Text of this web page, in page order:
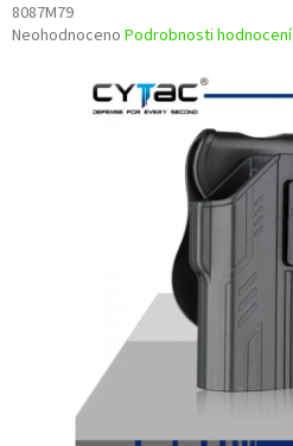
8087M79
Průměrné
Neohodnoceno Podrobnosti hodnocení